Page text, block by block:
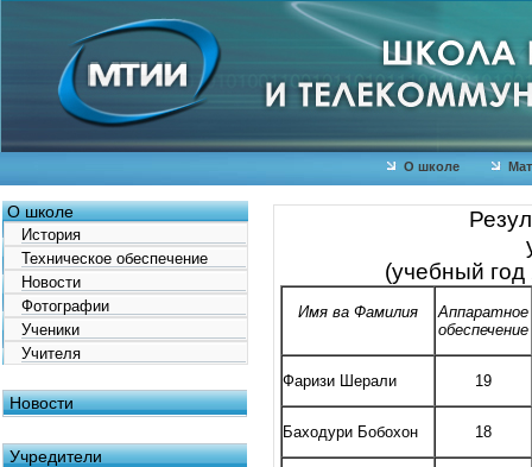
О школе
О школе
История
Техническое обеспечение
Новости
Фотографии
Ученики
Учителя
Новости
Учредители
(учебный
Имя ва Фамилия
Аппаратное
обеспечение
Фаризи Шерали 19
Баходури Бобохон 18